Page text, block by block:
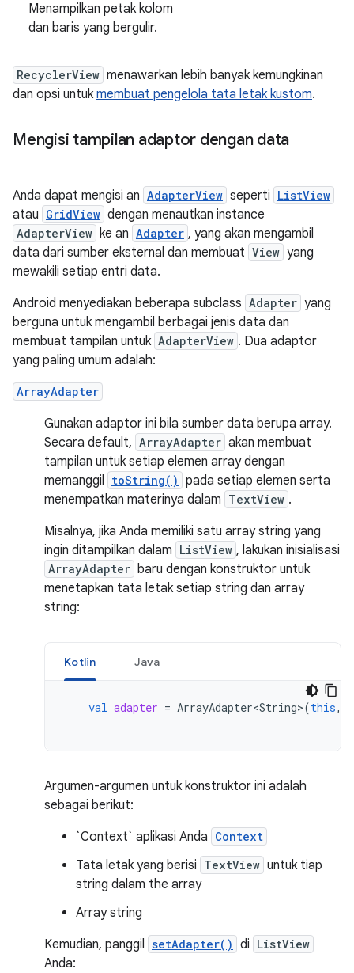
Menampilkan petak kolom
dan baris yang bergulir.
RecyclerView menawarkan lebih banyak kemungkinan
dan opsi untuk membuat pengelola tata letak kustom.
Mengisi tampilan adaptor dengan data
Anda dapat mengisi an AdapterView seperti ListView
atau GridView dengan menautkan instance
AdapterView ke an Adapter , yang akan mengambil
data dari sumber eksternal dan membuat View yang
mewakili setiap entri data.
Android menyediakan beberapa subclass Adapter yang
berguna untuk mengambil berbagai jenis data dan
membuat tampilan untuk AdapterView . Dua adaptor
yang paling umum adalah:
ArrayAdapter
Gunakan adaptor ini bila sumber data berupa array.
Secara default, ArrayAdapter akan membuat
tampilan untuk setiap elemen array dengan
memanggil toString() pada setiap elemen serta
menempatkan materinya dalam TextView .
Misalnya, jika Anda memiliki satu array string yang
ingin ditampilkan dalam ListView , lakukan inisialisasi
ArrayAdapter baru dengan konstruktor untuk
menetapkan tata letak setiap string dan array
string:
Kotlin Java
val adapter = ArrayAdapter<String>(this,
Argumen-argumen untuk konstruktor ini adalah
sebagai berikut:
`Context` aplikasi Anda Context
Tata letak yang berisi TextView untuk tiap
string dalam the array
Array string
Kemudian, panggil setAdapter() di ListView
Anda: